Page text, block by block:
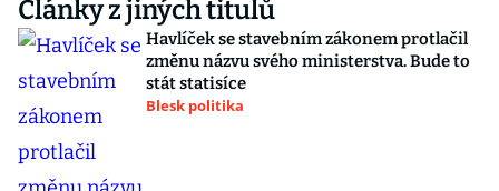
Články z jiných titulů
Havlíček se stavebním zákonem protlačil
změnu názvu svého ministerstva. Bude to
stát statisíce
Blesk politika